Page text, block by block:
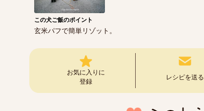
この犬ご飯のポイント
玄米パフで簡単リゾット。
お気に入りに
登録
レシピを送る